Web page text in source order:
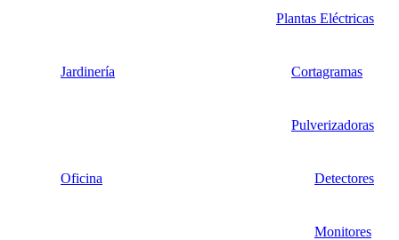
Plantas Eléctricas
Jardinería Cortagramas
Pulverizadoras
Oficina Detectores
Monitores